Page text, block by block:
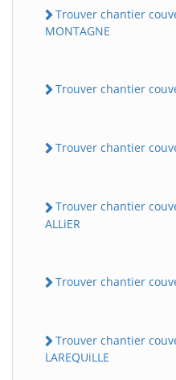
Trouver chantier
MONTAGNE
Trouver chantier
Trouver chantier
Trouver chantier
ALLiER
Trouver chantier
Trouver chantier
LAREQUiLLE